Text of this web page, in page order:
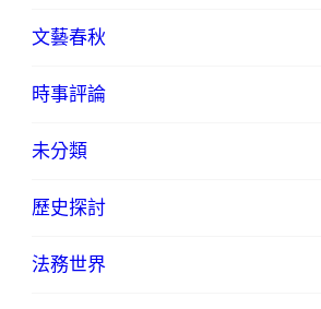
文藝春秋
時事評論
未分類
歷史探討
法務世界